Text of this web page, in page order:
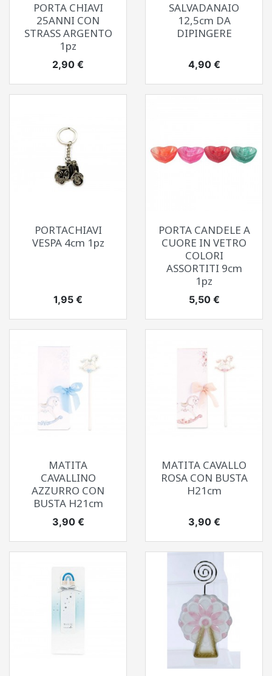
PORTA CHIAVI
25ANNI CON
STRASS ARGENTO
1pz
Prezzo
2,90 €
SALVADANAIO
12,5cm DA
DIPINGERE
Prezzo
4,90 €
PORTACHIAVI
VESPA 4cm 1pz
Prezzo
1,95 €
PORTA CANDELE A
CUORE IN VETRO
COLORI
ASSORTITI 9cm
1pz
Prezzo
5,50 €
MATITA
CAVALLINO
AZZURRO CON
BUSTA H21cm
Prezzo
3,90 €
MATITA CAVALLO
ROSA CON BUSTA
H21cm
Prezzo
3,90 €